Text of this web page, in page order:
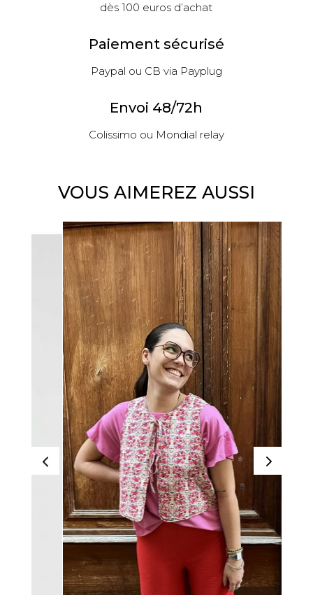
dès 100 euros d’achat
Paiement sécurisé
Paypal ou CB via Payplug
Envoi 48/72h
Colissimo ou Mondial relay
VOUS AIMEREZ AUSSI